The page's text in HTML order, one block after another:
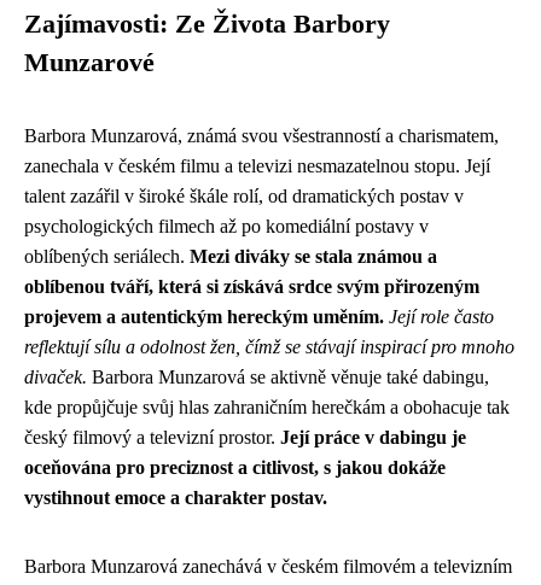
Zajímavosti: Ze Života Barbory
Munzarové
Barbora Munzarová, známá svou všestranností a charismatem,
zanechala v českém filmu a televizi nesmazatelnou stopu. Její
talent zazářil v široké škále rolí, od dramatických postav v
psychologických filmech až po komediální postavy v
oblíbených seriálech. Mezi diváky se stala známou a
oblíbenou tváří, která si získává srdce svým přirozeným
projevem a autentickým hereckým uměním. Její role často
reflektují sílu a odolnost žen, čímž se stávají inspirací pro mnoho
divaček. Barbora Munzarová se aktivně věnuje také dabingu,
kde propůjčuje svůj hlas zahraničním herečkám a obohacuje tak
český filmový a televizní prostor. Její práce v dabingu je
oceňována pro preciznost a citlivost, s jakou dokáže
vystihnout emoce a charakter postav.
Barbora Munzarová zanechává v českém filmovém a televizním